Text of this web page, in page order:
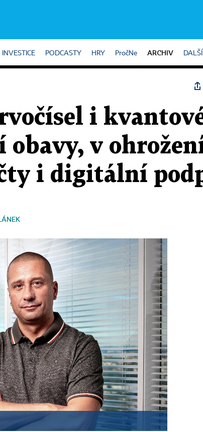
INVESTICE PODCASTY HRY PročNe ARCHIV DALŠÍ
i
v
i digitální